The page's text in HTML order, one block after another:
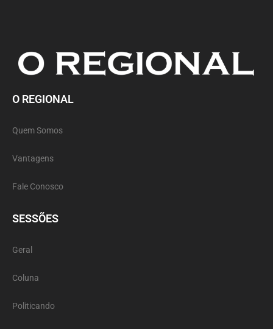
O REGIONAL
Quem Somos
Vantagens
Fale Conosco
SESSÕES
Geral
Coluna
Politicando